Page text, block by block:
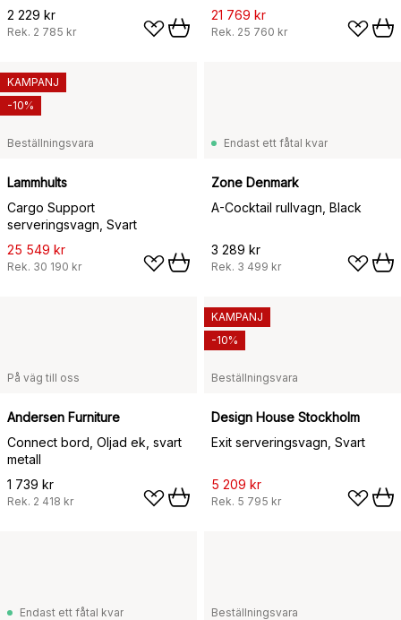
2 229 kr
Rek. 2 785 kr
21 769 kr
Rek. 25 760 kr
Beställningsvara
Lammhults
Cargo Support
serveringsvagn, Svart
25 549 kr
Rek. 30 190 kr
KAMPANJ
-10%
Endast ett fåtal kvar
Zone Denmark
A-Cocktail rullvagn, Black
3 289 kr
Rek. 3 499 kr
På väg till oss
Andersen Furniture
Connect bord, Oljad ek, svart
metall
1 739 kr
Rek. 2 418 kr
Beställningsvara
Design House Stockholm
Exit serveringsvagn, Svart
5 209 kr
Rek. 5 795 kr
KAMPANJ
-10%
Endast ett fåtal kvar Beställningsvara